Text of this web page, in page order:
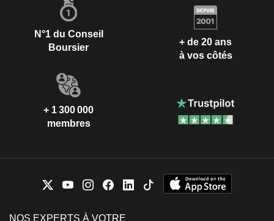
N°1 du Conseil
Boursier
+ de 20 ans
à vos côtés
+ 1 300 000
membres
NOS EXPERTS À VOTRE